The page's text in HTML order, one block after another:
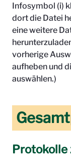
Infosymbol (i)
dort die Datei
eine weitere
vorherige
aufheben und
auswählen.)
Protokolle